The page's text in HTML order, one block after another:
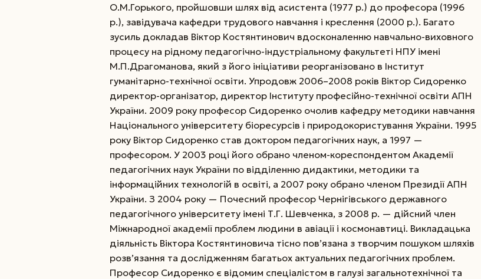
О.М.Горького, пройшовши шлях від асистента (1977 р.) до професора (1996
р.), завідувача кафедри трудового навчання і креслення (2000 р.). Багато
зусиль докладав Віктор Костянтинович вдосконаленню навчально-виховного
процесу на рідному педагогічно-індустріальному факультеті НПУ імені
М.П.Драгоманова, який з його ініціативи реорганізовано в Інститут
гуманітарно-технічної освіти. Упродовж 2006–2008 років Віктор Сидоренко
директор-організатор, директор Інституту професійно-технічної освіти АПН
України. 2009 року професор Сидоренко очолив кафедру методики навчання
Національного університету біоресурсів і природокористування України. 1995
року Віктор Сидоренко став доктором педагогічних наук, а 1997 —
професором. У 2003 році його обрано членом-кореспондентом Академії
педагогічних наук України по відділенню дидактики, методики та
інформаційних технологій в освіті, а 2007 року обрано членом Президії АПН
України. З 2004 року — Почесний професор Чернігівського державного
педагогічного університету імені Т.Г. Шевченка, з 2008 р. — дійсний член
Міжнародної академії проблем людини в авіації і космонавтиці. Викладацька
діяльність Віктора Костянтиновича тісно пов’язана з творчим пошуком шляхів
розв’язання та дослідженням багатьох актуальних педагогічних проблем.
Професор Сидоренко є відомим спеціалістом в галузі загальнотехнічної та